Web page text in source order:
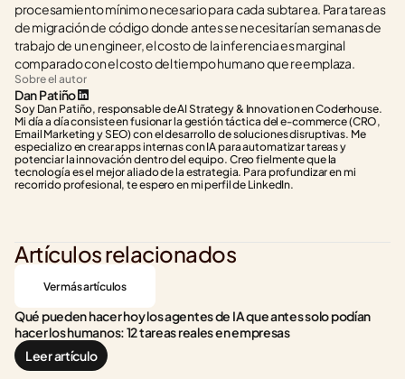
procesamiento mínimo necesario para cada subtarea. Para tareas
de migración de código donde antes se necesitarían semanas de
trabajo de un engineer, el costo de la inferencia es marginal
comparado con el costo del tiempo humano que reemplaza.
Sobre el autor
Dan Patiño
Soy Dan Patiño, responsable de AI Strategy & Innovation en Coderhouse.
Mi día a día consiste en fusionar la gestión táctica del e-commerce (CRO,
Email Marketing y SEO) con el desarrollo de soluciones disruptivas. Me
especializo en crear apps internas con IA para automatizar tareas y
potenciar la innovación dentro del equipo. Creo fielmente que la
tecnología es el mejor aliado de la estrategia. Para profundizar en mi
recorrido profesional, te espero en mi perfil de LinkedIn.
Artículos relacionados
Ver más artículos
Qué pueden hacer hoy los agentes de IA que antes solo podían
hacer los humanos: 12 tareas reales en empresas
Leer artículo